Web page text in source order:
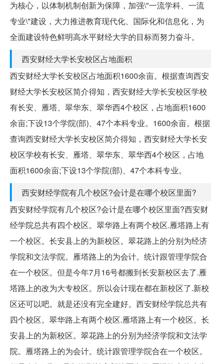
为核心，以体制机制创新为保障，加强\"一流学科、一流
专业\"建设，大力推进教育现代化、国际化和信息化，为
全面建设特色鲜明高水平财经大学的目标而努力奋斗。
西安财经大学长安校区占地面积
西安财经大学长安校区占地面积1600余亩。根据查询西安
财经大学长安校区简介得知，西安财经大学长安校区学校
有长安、雁塔、翠华东、翠华西4个校区，占地面积1600
余亩;下设13个学院(部)、47个本科专业。1600余亩。根据
查询西安财经大学长安校区简介得知，西安财经大学长安
校区学校有长安、雁塔、翠华东、翠华西4个校区，占地
面积1600余亩;下设13个学院(部)、47个本科专业。
西安财经学院有几个校区?会计是在哪个校区里面?
西安财经学院有几个校区?会计是在哪个校区里面?西安财
经学院总共有四个校区。翠华路上有两个校区.雁塔路上有
一个校区。长安县上的为新校区。翠花路上的分别为经济
学院和文法学院。雁塔路上的为会计。统计跟管理学院合
在一个校区。但是今年7月16号都搬到长安新校区去了.雁
塔路上的改为大专校区。所以会计现在都在新校区了.新校
区还可以吧。就是还没有完全建好。西安财经学院总共有
四个校区。翠华路上有两个校区.雁塔路上有一个校区。长
安县上的为新校区。翠花路上的分别为经济学院和文法学
院。雁塔路上的为会计。统计跟管理学院合在一个校区。